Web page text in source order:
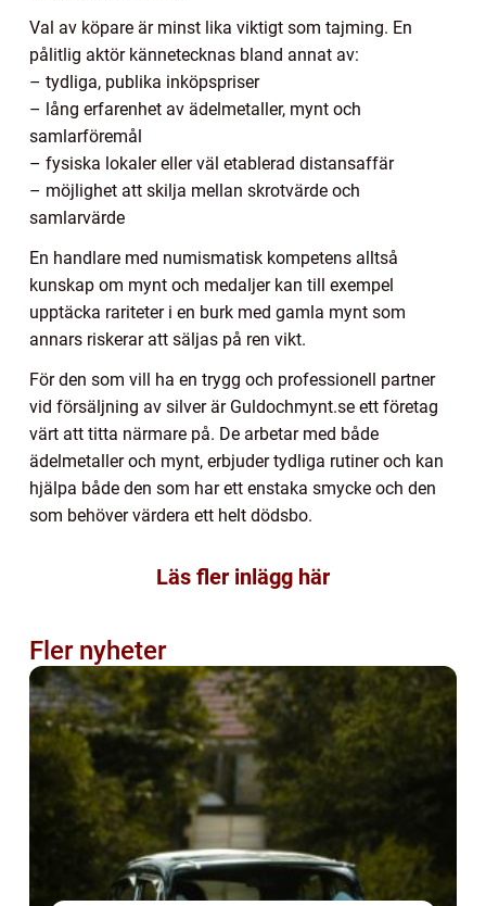
Val av köpare är minst lika viktigt som tajming. En
pålitlig aktör kännetecknas bland annat av:
– tydliga, publika inköpspriser
– lång erfarenhet av ädelmetaller, mynt och
samlarföremål
– fysiska lokaler eller väl etablerad distansaffär
– möjlighet att skilja mellan skrotvärde och
samlarvärde
En handlare med numismatisk kompetens alltså
kunskap om mynt och medaljer kan till exempel
upptäcka rariteter i en burk med gamla mynt som
annars riskerar att säljas på ren vikt.
För den som vill ha en trygg och professionell partner
vid försäljning av silver är Guldochmynt.se ett företag
värt att titta närmare på. De arbetar med både
ädelmetaller och mynt, erbjuder tydliga rutiner och kan
hjälpa både den som har ett enstaka smycke och den
som behöver värdera ett helt dödsbo.
Läs fler inlägg här
Fler nyheter